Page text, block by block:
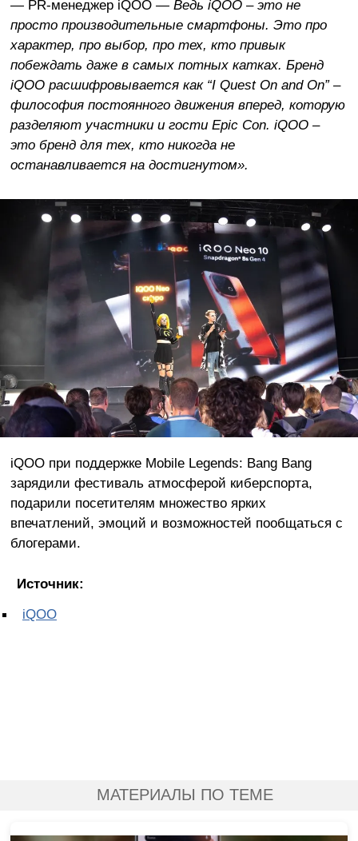
—PR-менеджер iQOO — Ведь iQOO – это не
просто производительные смартфоны. Это про
характер, про выбор, про тех, кто привык
побеждать даже в самых потных катках. Бренд
iQOO расшифровывается как “I Quest On and On” –
философия постоянного движения вперед, которую
разделяют участники и гости Epic Con. iQOO –
это бренд для тех, кто никогда не
останавливается на достигнутом»‎.
iQOO при поддержке Mobile Legends: Bang Bang
зарядили фестиваль атмосферой киберспорта,
подарили посетителям множество ярких
впечатлений, эмоций и возможностей пообщаться с
блогерами.
Источник:
iQOO
МАТЕРИАЛЫ ПО ТЕМЕ